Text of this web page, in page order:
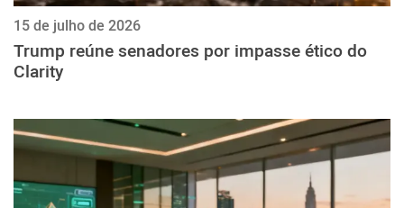
15 de julho de 2026
Trump reúne senadores por impasse ético do
Clarity